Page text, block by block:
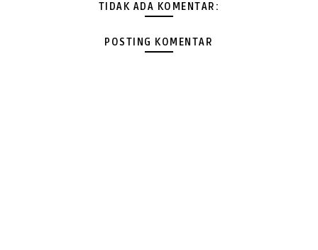
TIDAK ADA KOMENTAR:
POSTING KOMENTAR